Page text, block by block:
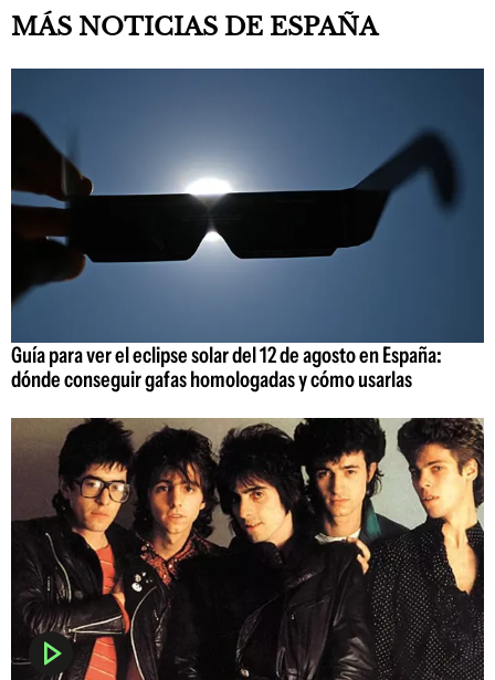
MÁS NOTICIAS DE ESPAÑA
Guía para ver el eclipse solar del 12 de agosto en España:
dónde conseguir gafas homologadas y cómo usarlas